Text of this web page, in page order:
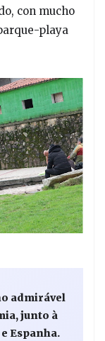
con mucho
playa
admirável
junto à
Espanha.